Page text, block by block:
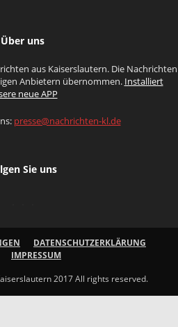
Über uns
aus Kaiserslautern. Die Nachrichten
Anbietern übernommen. Installiert
neue APP
presse@nachrichten-kl.de
Sie uns
DATENSCHUTZERKLÄRUNG
IMPRESSUM
2017 All rights reserved.